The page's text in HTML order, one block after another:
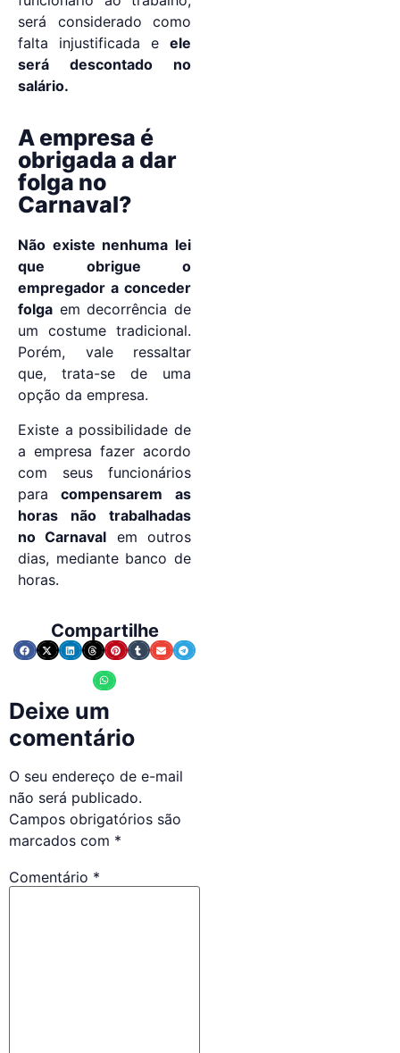
será considerado como
falta injustificada e ele
será descontado no
salário.
A empresa é
obrigada a dar
folga no
Carnaval?
Não existe nenhuma lei
que obrigue o
empregador a conceder
folga em decorrência de
um costume tradicional.
Porém, vale ressaltar
que, trata-se de uma
opção da empresa.
Existe a possibilidade de
a empresa fazer acordo
com seus funcionários
para compensarem as
horas não trabalhadas
no Carnaval em outros
dias, mediante banco de
horas.
Compartilhe
Deixe um
comentário
O seu endereço de e-mail
não será publicado.
Campos obrigatórios são
marcados com *
Comentário *